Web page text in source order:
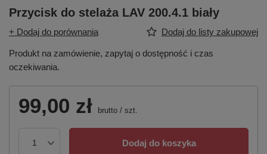
Przycisk do stelaża LAV 200.4.1 biały
+ Dodaj do porównania Dodaj do listy zakupowej
Produkt na zamówienie, zapytaj o dostępność i czas
oczekiwania.
99,00 zł brutto / szt.
Dodaj do koszyka